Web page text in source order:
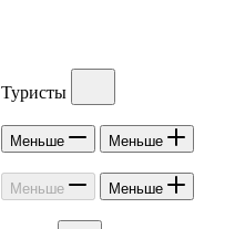
Туристы
Меньше Меньше
Меньше Меньше